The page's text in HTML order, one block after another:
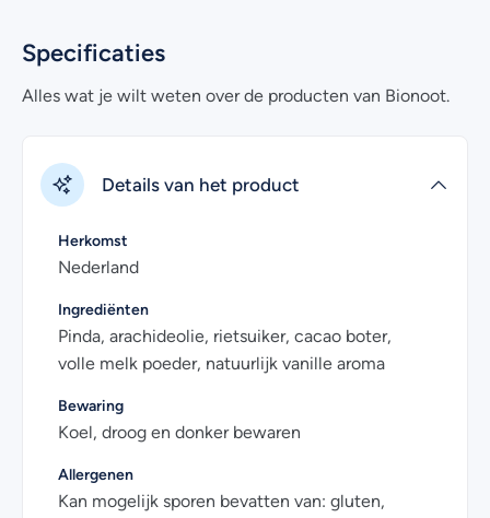
Specificaties
Alles wat je wilt weten over de producten van Bionoot.
Details van het product
Herkomst
Nederland
Ingrediënten
Pinda, arachideolie, rietsuiker, cacao boter,
volle melk poeder, natuurlijk vanille aroma
Bewaring
Koel, droog en donker bewaren
Allergenen
Kan mogelijk sporen bevatten van: gluten,